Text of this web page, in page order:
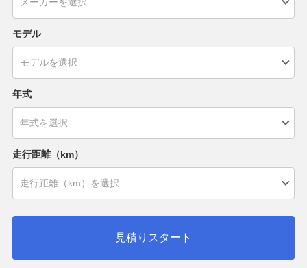
モデル
年式
走行距離（km）
見積りスタート